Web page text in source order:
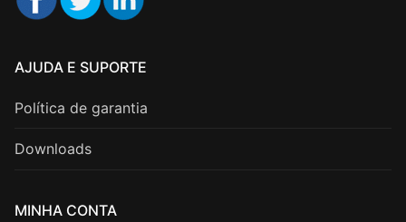
AJUDA E SUPORTE
Política de garantia
Downloads
MINHA CONTA